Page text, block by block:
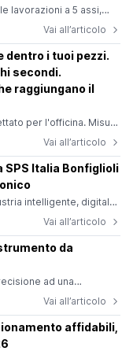
lavorazioni a 5 assi,
HP. Grazie a un
finiture più
senza
progettato per
in cui slittamenti
Vai all’articolo
dentro i tuoi pezzi.
secondi.
raggiungano il
per l'officina. Misura
Rileva porosità,
il volume acquisito
fa in circa 40
di produzione e il
c
Vai all’articolo
Italia Bonfiglioli
intelligente, digitale
condition monitoring,
avanzati per
Axia, le soluzioni
Vai all’articolo
da
ad una
le prestazioni della
tools Coretec (per
strumenti di misura
ma
Coretec sono dotati di
Vai all’articolo
affidabili,